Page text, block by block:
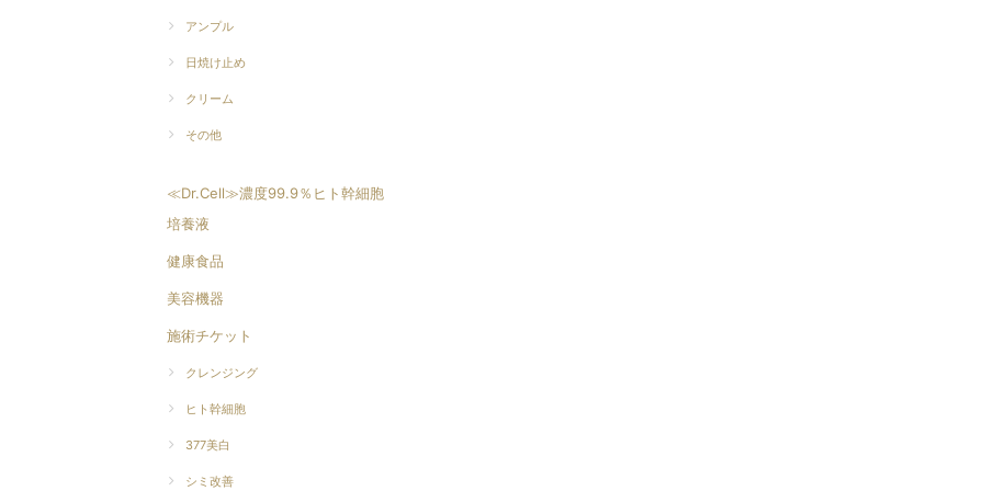
アンプル
日焼け止め
クリーム
その他
≪Dr.Cell≫濃度99.9％ヒト幹細胞
培養液
健康食品
美容機器
施術チケット
クレンジング
ヒト幹細胞
377美白
シミ改善